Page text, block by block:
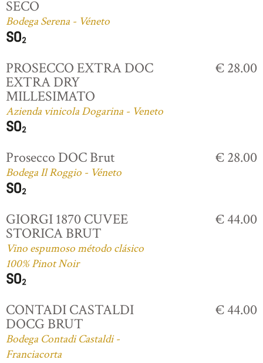
SECO
Bodega Serena - Véneto
PROSECCO EXTRA DOC
EXTRA DRY
MILLESIMATO
Azienda vinicola Dogarina - Veneto
€ 28.00
Prosecco DOC Brut
Bodega Il Roggio - Véneto
€ 28.00
GIORGI 1870 CUVEE
STORICA BRUT
Vino espumoso método clásico
100% Pinot Noir
€ 44.00
CONTADI CASTALDI
DOCG BRUT
Bodega Contadi Castaldi -
Franciacorta
€ 44.00